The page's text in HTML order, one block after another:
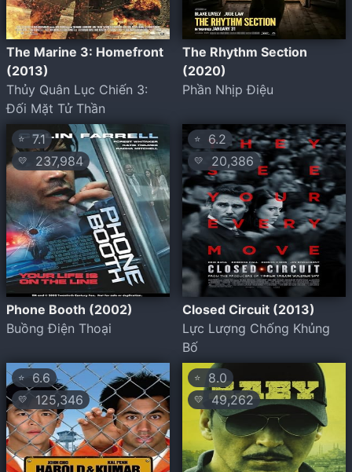
The Marine 3: Homefront
(2013)
Thủy Quân Lục Chiến 3:
Đối Mặt Tử Thần
The Rhythm Section
(2020)
Phần Nhịp Điệu
⭐ 7.1
💛 237,984
Phone Booth (2002)
Buồng Điện Thoại
⭐ 6.2
💛 20,386
Closed Circuit (2013)
Lực Lượng Chống Khủng
Bố
⭐ 6.6
💛 125,346
⭐ 8.0
💛 49,262